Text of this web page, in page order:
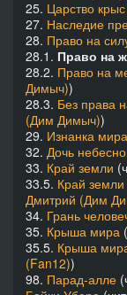
25. Царство крыс
27. Наследие
28. Право на
28.1. Право на
28.2. Право на
Димыч))
28.3. Без права
(Дим Димыч))
29. Изнанка мира
32. Дочь
33. Край земли
33.5. Край
Дмитрий (Дим
34. Грань
35. Крыша мира
35.5. Крыша
(Fan12))
98. Парад-алле